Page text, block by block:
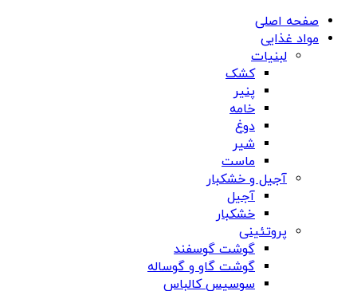
صفحه اصلی
مواد غذایی
لبنیات
کشک
پنیر
خامه
دوغ
شیر
ماست
آجیل و خشکبار
آجیل
خشکبار
پروتئینی
گوشت گوسفند
گوشت گاو و گوساله
سوسیس کالباس